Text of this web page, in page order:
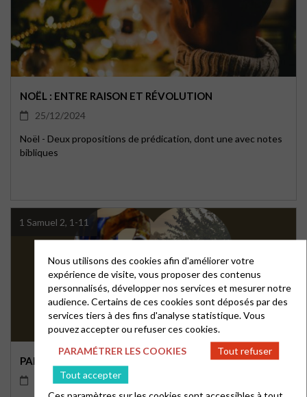
NOËL : ENTRE RAISON ET RÉVOLUTION
25/12/2024
Noël - Deux propositions de prédication, dont une avec notes
bibliques
1 Samuel 2, 1-11
PAR AMOUR POUR LES SIENS : UN MINISTÈRE ROYAL
24/12/2024
Nous utilisons des cookies afin d'améliorer votre
expérience de visite, vous proposer des contenus
personnalisés, développer nos services et mesurer notre
audience. Certains de ces cookies sont déposés par des
services tiers à des fins d'analyse statistique. Vous
pouvez accepter ou refuser ces cookies.
PARAMÉTRER LES COOKIES
Tout refuser
Tout accepter
Ces paramètres sur les cookies sont accessibles à tout